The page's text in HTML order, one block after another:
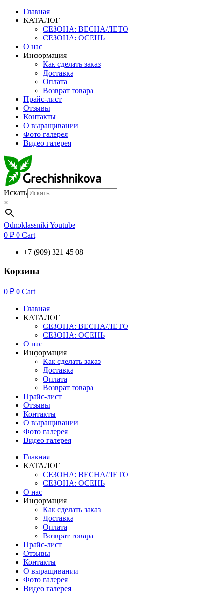
Главная
КАТАЛОГ
СЕЗОНА: ВЕСНА/ЛЕТО
СЕЗОНА: ОСЕНЬ
О нас
Информация
Как сделать заказ
Доставка
Оплата
Возврат товара
Прайс-лист
Отзывы
Контакты
О выращивании
Фото галерея
Видео галерея
Искать
×
Odnoklassniki Youtube
0 ₽ 0 Cart
+7 (909) 321 45 08
Корзина
0 ₽ 0 Cart
Главная
КАТАЛОГ
СЕЗОНА: ВЕСНА/ЛЕТО
СЕЗОНА: ОСЕНЬ
О нас
Информация
Как сделать заказ
Доставка
Оплата
Возврат товара
Прайс-лист
Отзывы
Контакты
О выращивании
Фото галерея
Видео галерея
Главная
КАТАЛОГ
СЕЗОНА: ВЕСНА/ЛЕТО
СЕЗОНА: ОСЕНЬ
О нас
Информация
Как сделать заказ
Доставка
Оплата
Возврат товара
Прайс-лист
Отзывы
Контакты
О выращивании
Фото галерея
Видео галерея